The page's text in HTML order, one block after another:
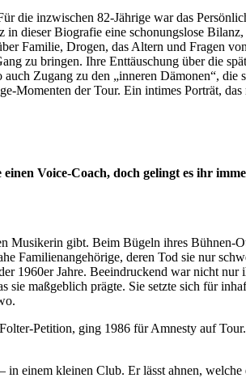
die inzwischen 82-Jährige war das
dieser Biografie eine schonungslose Bilanz,
Familie, Drogen, das Altern und Fragen
zu bringen. Ihre Enttäuschung über die
Zugang zu den „inneren Dämonen“, die
Momenten der Tour. Ein intimes Porträt, das
Voice-Coach, doch gelingt es ihr
Musikerin gibt. Beim Bügeln ihres Bühnen-
Familienangehörige, deren Tod sie nur
1960er Jahre. Beeindruckend war nicht nur
sie maßgeblich prägte. Sie setzte sich für
Petition, ging 1986 für Amnesty auf
in einem kleinen Club. Er lässt ahnen,